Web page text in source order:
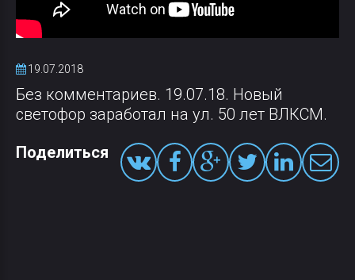
19.07.2018
Без комментариев. 19.07.18. Новый
светофор заработал на ул. 50 лет ВЛКСМ.
Поделиться